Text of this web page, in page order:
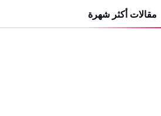
مقالات أكثر شهرة